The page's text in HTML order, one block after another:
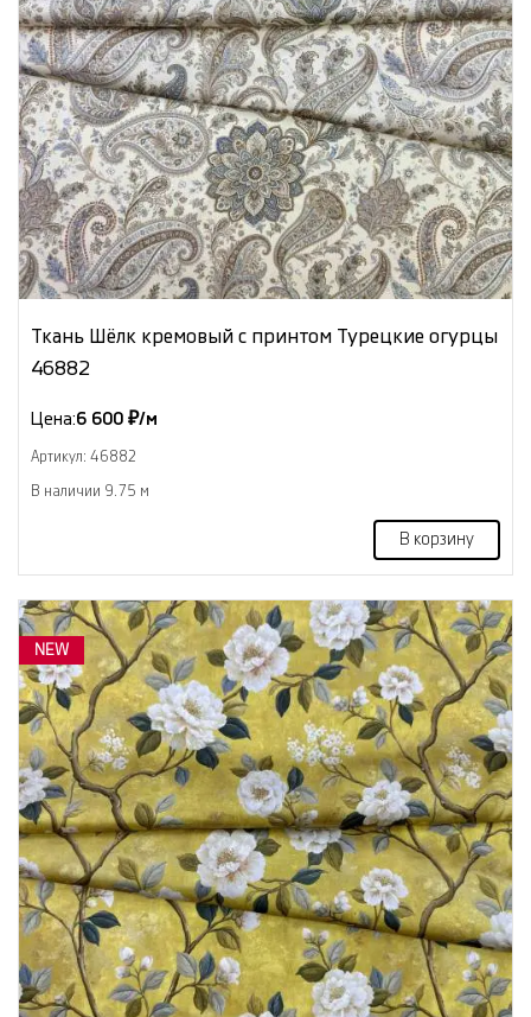
Ткань Шёлк кремовый с принтом Турецкие огурцы
46882
Цена:6 600 ₽/м
Артикул: 46882
В наличии 9.75 м
В корзину
NEW